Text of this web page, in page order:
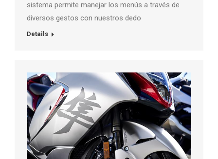
sistema permite manejar los menús a través de
diversos gestos con nuestros dedo
Details